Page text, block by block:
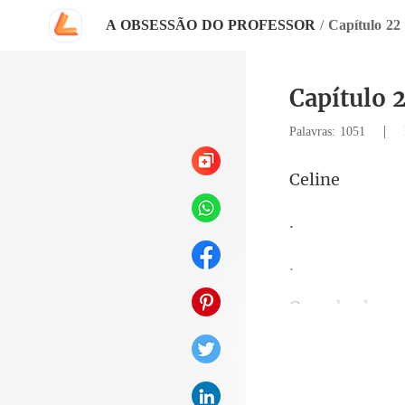
A OBSESSÃO DO PROFESSOR / Capítulo
Capítulo
Palavras: 1051 |
li